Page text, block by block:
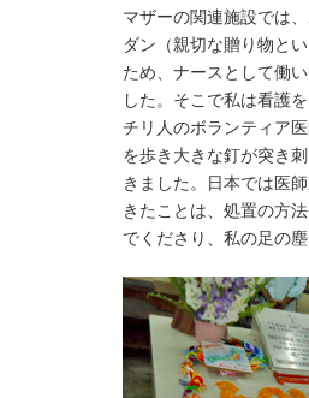
マザーの関連施設では
ダン（親切な贈り物と
ため、ナースとして働
した。そこで私は看護
チリ人のボランティア
を歩き大きな釘が突き
きました。日本では医
きたことは、処置の方
でくださり、私の足の